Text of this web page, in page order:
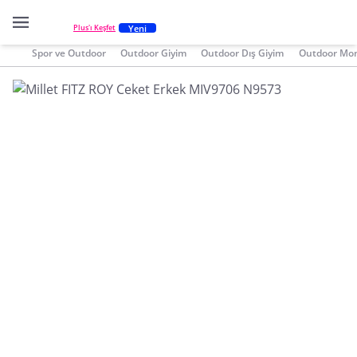
Plus'ı Keşfet Yeni
Spor ve Outdoor Outdoor Giyim Outdoor Dış Giyim Outdoor